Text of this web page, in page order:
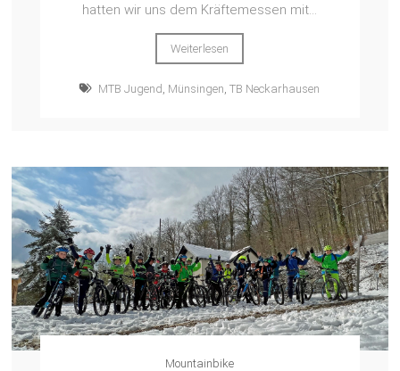
hatten wir uns dem Kräftemessen mit...
Weiterlesen
MTB Jugend Münsingen TB Neckarhausen
Mountainbike